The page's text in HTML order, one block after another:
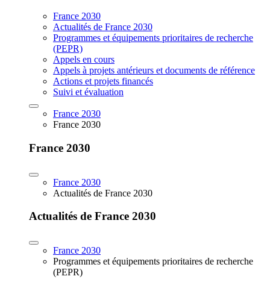
France 2030
Actualités de France 2030
Programmes et équipements prioritaires de recherche
(PEPR)
Appels en cours
Appels à projets antérieurs et documents de référence
Actions et projets financés
Suivi et évaluation
France 2030
France 2030
France 2030
France 2030
Actualités de France 2030
Actualités de France 2030
France 2030
Programmes et équipements prioritaires de recherche
(PEPR)